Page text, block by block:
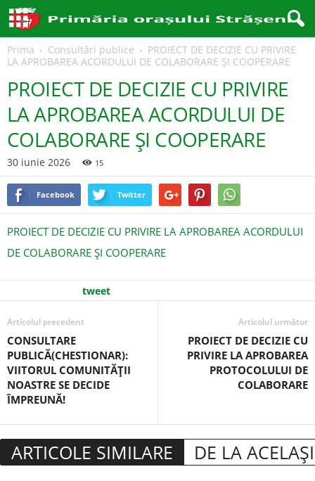
Prima Consultări publice
PROIECT DE DECIZIE CU PRIVIRE
LA APROBAREA ACORDULUI DE COLABORARE ȘI COOPERARE
PROIECT DE DECIZIE CU PRIVIRE
LA APROBAREA ACORDULUI DE
COLABORARE ȘI COOPERARE
30 iunie 2026 15
Facebook Twitter
PROIECT DE DECIZIE CU PRIVIRE LA APROBAREA ACORDULUI
DE COLABORARE ȘI COOPERARE
tweet
Articolul precedent
CONSULTARE
PUBLICĂ(CHESTIONAR):
VIITORUL COMUNITĂȚII
NOASTRE SE DECIDE
ÎMPREUNĂ!
Articolul următor
PROIECT DE DECIZIE CU
PRIVIRE LA APROBAREA
PROTOCOLULUI DE
COLABORARE
ARTICOLE SIMILARE DE LA